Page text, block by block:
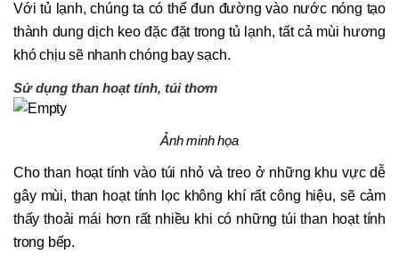
Với tủ lạnh, chúng ta có thể đun đường vào nước nóng tạo
thành dung dịch keo đặc đặt trong tủ lạnh, tất cả mùi hương
khó chịu sẽ nhanh chóng bay sạch.
Sử dụng than hoạt tính, túi thơm
Ảnh minh họa
Cho than hoạt tính vào túi nhỏ và treo ở những khu vực dễ
gây mùi, than hoạt tính lọc không khí rất công hiệu, sẽ cảm
thấy thoải mái hơn rất nhiều khi có những túi than hoạt tính
trong bếp.